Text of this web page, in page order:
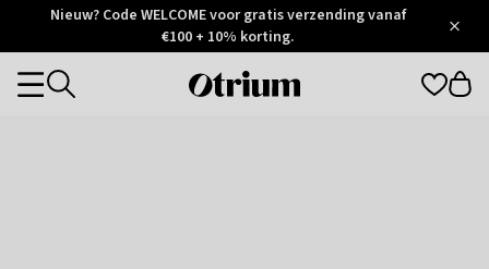
Otrium
Trustpilot
Nieuw? Code WELCOME voor gratis verzending vanaf
€100 + 10% korting.
Otrium
Categories